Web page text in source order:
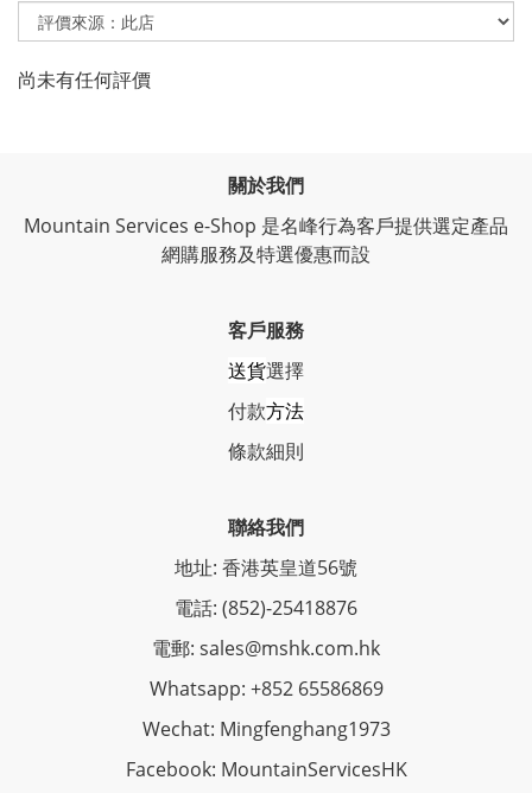
尚未有任何評價
關於我們
Mountain Services e-Shop 是名峰行為客戶提供選定產品
網購服務及特選優惠而設
客戶服務
送貨選擇
付款方法
條款細則
聯絡我們
地址: 香港英皇道56號
電話: (852)-25418876
電郵: sales@mshk.com.hk
Whatsapp: +852 65586869
Wechat: Mingfenghang1973
Facebook: MountainServicesHK